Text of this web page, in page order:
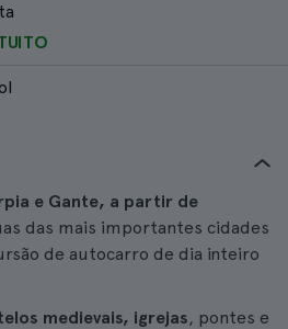
e Gante, a partir de
das mais importantes cidades
de autocarro de dia inteiro
medievais, igrejas, pontes e